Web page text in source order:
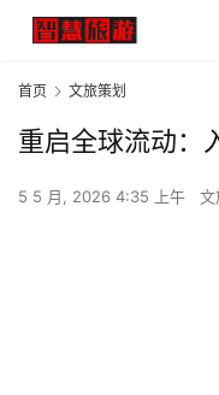
首页 文旅策划
重启全球流动：
5 5 月, 2026 4:35 上午 文